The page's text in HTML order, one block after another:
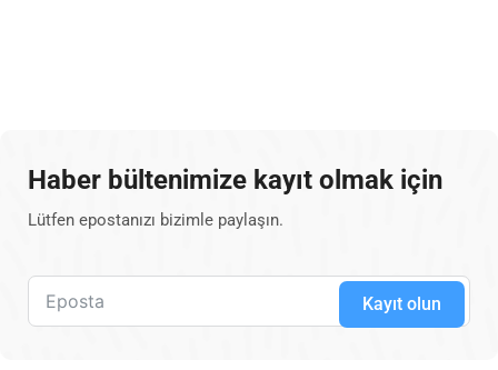
Haber bültenimize kayıt olmak için
Lütfen epostanızı bizimle paylaşın.
Kayıt olun